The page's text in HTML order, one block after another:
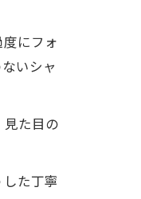
にフォ
いシャ
た目の
た丁寧